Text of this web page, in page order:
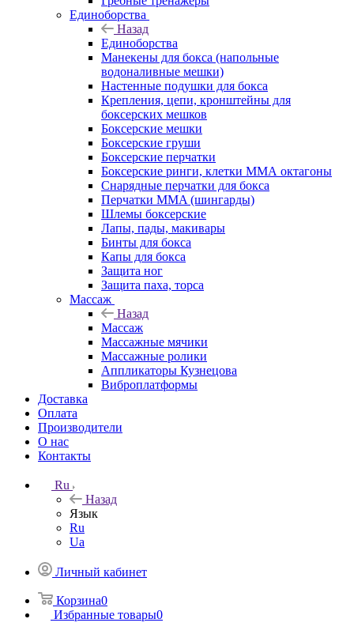
Единоборства
Назад
Единоборства
Манекены для бокса (напольные
водоналивные мешки)
Настенные подушки для бокса
Крепления, цепи, кронштейны для
боксерских мешков
Боксерские мешки
Боксерские груши
Боксерские перчатки
Боксерские ринги, клетки ММА октагоны
Снарядные перчатки для бокса
Перчатки MMA (шингарды)
Шлемы боксерские
Лапы, пады, макивары
Бинты для бокса
Капы для бокса
Защита ног
Защита паха, торса
Массаж
Назад
Массаж
Массажные мячики
Массажные ролики
Аппликаторы Кузнецова
Виброплатформы
Доставка
Оплата
Производители
О нас
Контакты
Ru
Назад
Язык
Ru
Ua
Личный кабинет
Корзина0
Избранные товары0